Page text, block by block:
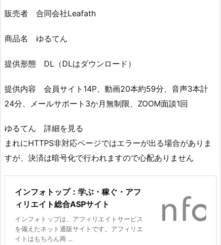
販売者 合同会社Leafath
商品名 ゆるてん
提供形態 DL（DLはダウンロード）
提供内容 会員サイト14P、動画20本約59分、音声3本計
24分、メールサポート3か月無制限、ZOOM面談1回
ゆるてん 詳細を見る
まれにHTTPS非対応ページではエラーが出る場合がありま
すが、決済は暗号化で行われますので心配ありません
インフォトップ：学ぶ・稼ぐ・アフ
ィリエイト総合ASPサイト
インフォトップは、アフィリエイトサービス
を備えたネット通販サイトです。アフィリエ
イトはもちろん商 ...